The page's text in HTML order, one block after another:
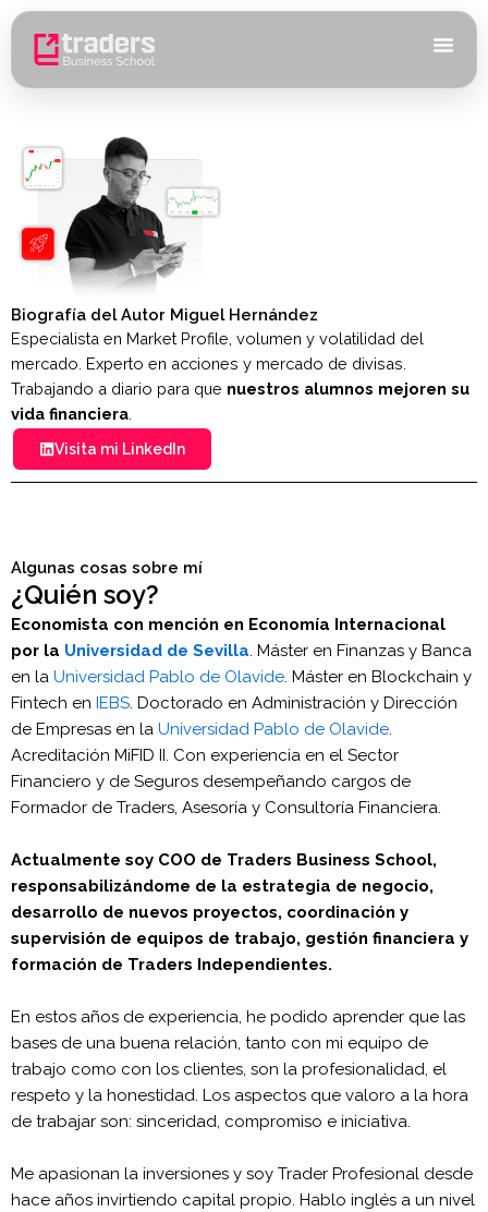
contenido
Biografía del Autor Miguel Hernández
Especialista en Market Profile, volumen y volatilidad del
mercado. Experto en acciones y mercado de divisas.
Trabajando a diario para que nuestros alumnos mejoren su
vida financiera
Visita mi LinkedIn
Algunas cosas sobre mí
¿Quién soy?
Economista con mención en Economía Internacional
por la Universidad de Sevilla. Máster en Finanzas y Banca
en la Universidad Pablo de Olavide. Máster en Blockchain y
Fintech en IEBS. Doctorado en Administración y Dirección
de Empresas en la Universidad Pablo de Olavide.
Acreditación MiFID II. Con experiencia en el Sector
Financiero y de Seguros desempeñando cargos de
Formador de Traders, Asesoría y Consultoría Financiera.
Actualmente soy COO de Traders Business School,
responsabilizándome de la estrategia de negocio,
desarrollo de nuevos proyectos, coordinación y
supervisión de equipos de trabajo, gestión financiera y
formación de Traders Independientes.
En estos años de experiencia, he podido aprender que las
bases de una buena relación, tanto con mi equipo de
trabajo como con los clientes, son la profesionalidad, el
respeto y la honestidad. Los aspectos que valoro a la hora
de trabajar son: sinceridad, compromiso e iniciativa.
Me apasionan la inversiones y soy Trader Profesional desde
hace años invirtiendo capital propio. Hablo inglés a un nivel